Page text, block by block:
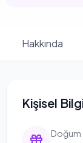
Hakkında
Kişisel
Doğum